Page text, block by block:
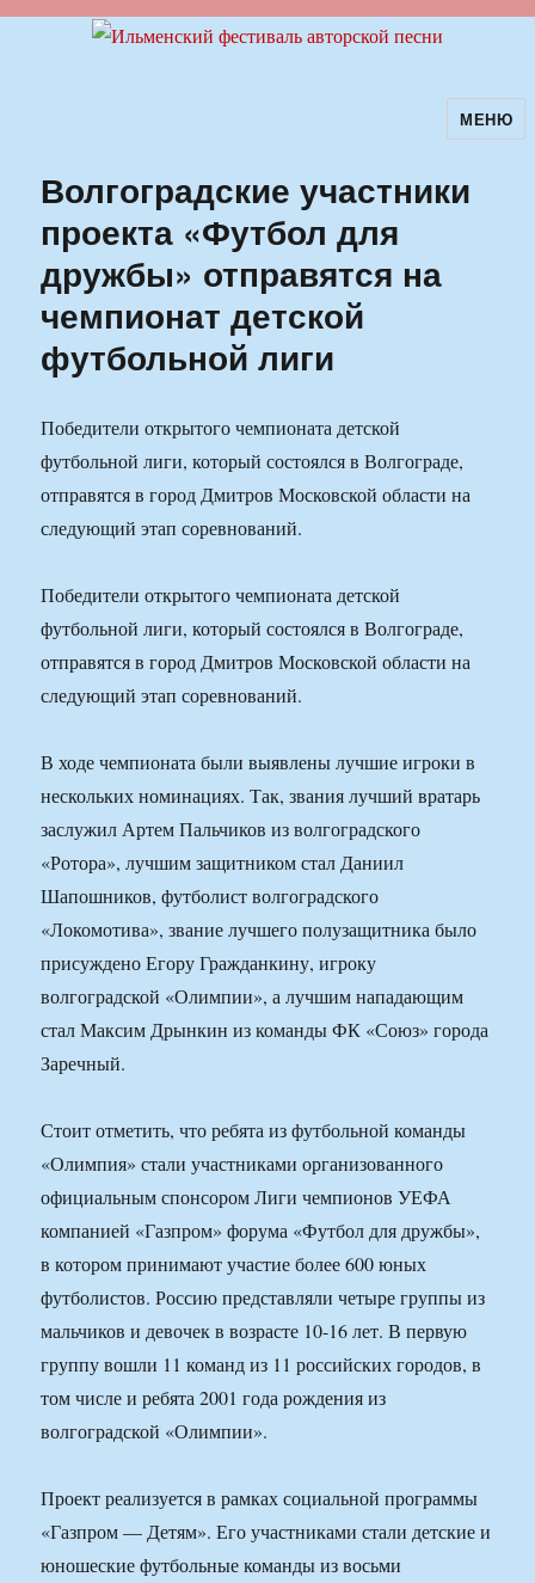
Ильменский фестиваль авторскойМЕНЮ
Волгоградские участники
проекта «Футбол для
дружбы» отправятся на
чемпионат детской
футбольной лиги
Победители открытого чемпионата детской
футбольной лиги, который состоялся в Волгограде,
отправятся в город Дмитров Московской области на
следующий этап соревнований.
Победители открытого чемпионата детской
футбольной лиги, который состоялся в Волгограде,
отправятся в город Дмитров Московской области на
следующий этап соревнований.
В ходе чемпионата были выявлены лучшие игроки в
нескольких номинациях. Так, звания лучший вратарь
заслужил Артем Пальчиков из волгоградского
«Ротора», лучшим защитником стал Даниил
Шапошников, футболист волгоградского
«Локомотива», звание лучшего полузащитника было
присуждено Егору Гражданкину, игроку
волгоградской «Олимпии», а лучшим нападающим
стал Максим Дрынкин из команды ФК «Союз» города
Заречный.
Стоит отметить, что ребята из футбольной команды
«Олимпия» стали участниками организованного
официальным спонсором Лиги чемпионов УЕФА
компанией «Газпром» форума «Футбол для дружбы»,
в котором принимают участие более 600 юных
футболистов. Россию представляли четыре группы из
мальчиков и девочек в возрасте 10-16 лет. В первую
группу вошли 11 команд из 11 российских городов, в
том числе и ребята 2001 года рождения из
волгоградской «Олимпии».
Проект реализуется в рамках социальной программы
«Газпром — Детям». Его участниками стали детские и
юношеские футбольные команды из восьми